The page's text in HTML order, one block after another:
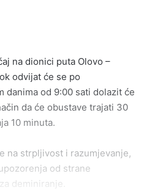
na dionici puta Olovo –
odvijat će se po
danima od 9:00 sati dolazit će
da će obustave trajati 30
10 minuta.
na strpljivost i razumjevanje,
od strane
deminiranje.